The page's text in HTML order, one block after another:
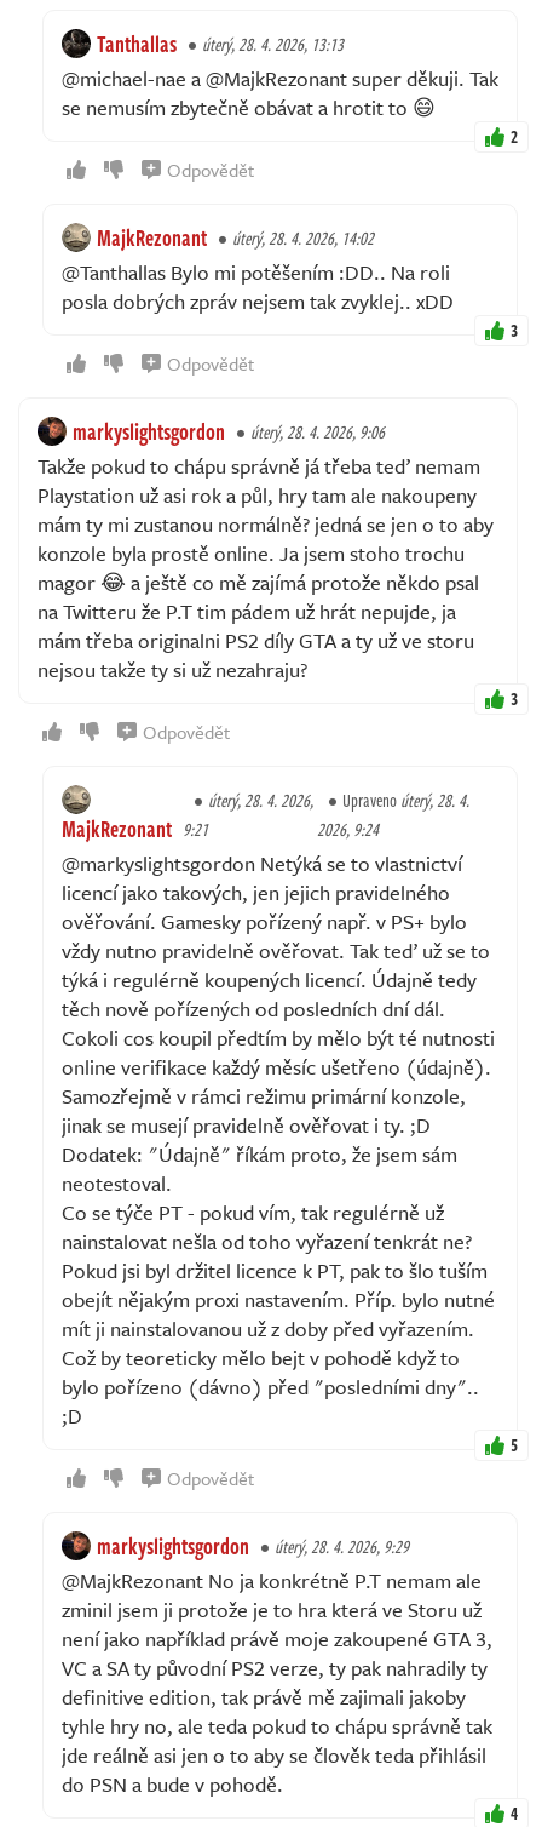
Tanthallas úterý, 28. 4. 2026, 13:13
@michael-nae a @MajkRezonant super děkuji. Tak
se nemusím zbytečně obávat a hrotit to 😄
2
Odpovědět
MajkRezonant úterý, 28. 4. 2026, 14:02
@Tanthallas Bylo mi potěšením :DD.. Na roli
posla dobrých zpráv nejsem tak zvyklej.. xDD
3
Odpovědět
markyslightsgordon úterý, 28. 4. 2026, 9:06
Takže pokud to chápu správně já třeba teď nemam
Playstation už asi rok a půl, hry tam ale nakoupeny
mám ty mi zustanou normálně? jedná se jen o to aby
konzole byla prostě online. Ja jsem stoho trochu
magor 😂 a ještě co mě zajímá protože někdo psal
na Twitteru že P.T tim pádem už hrát nepujde, ja
mám třeba originalni PS2 díly GTA a ty už ve storu
nejsou takže ty si už nezahraju?
3
Odpovědět
MajkRezonant
úterý, 28. 4. 2026,
9:21
Upravenoúterý, 28. 4.
2026, 9:24
@markyslightsgordon Netýká se to vlastnictví
licencí jako takových, jen jejich pravidelného
ověřování. Gamesky pořízený např. v PS+ bylo
vždy nutno pravidelně ověřovat. Tak teď už se to
týká i regulérně koupených licencí. Údajně tedy
těch nově pořízených od posledních dní dál.
Cokoli cos koupil předtím by mělo být té nutnosti
online verifikace každý měsíc ušetřeno (údajně).
Samozřejmě v rámci režimu primární konzole,
jinak se musejí pravidelně ověřovat i ty. ;D
Dodatek: "Údajně" říkám proto, že jsem sám
neotestoval.
Co se týče PT - pokud vím, tak regulérně už
nainstalovat nešla od toho vyřazení tenkrát ne?
Pokud jsi byl držitel licence k PT, pak to šlo tuším
obejít nějakým proxi nastavením. Příp. bylo nutné
mít ji nainstalovanou už z doby před vyřazením.
Což by teoreticky mělo bejt v pohodě když to
bylo pořízeno (dávno) před "posledními dny"..
;D
5
Odpovědět
markyslightsgordon úterý, 28. 4. 2026, 9:29
@MajkRezonant No ja konkrétně P.T nemam ale
zminil jsem ji protože je to hra která ve Storu už
není jako například právě moje zakoupené GTA 3,
VC a SA ty původní PS2 verze, ty pak nahradily ty
definitive edition, tak právě mě zajimali jakoby
tyhle hry no, ale teda pokud to chápu správně tak
jde reálně asi jen o to aby se člověk teda přihlásil
do PSN a bude v pohodě.
4